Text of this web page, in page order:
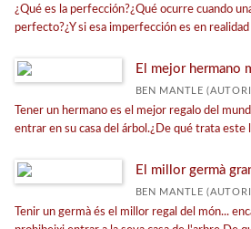
¿Qué es la perfección?¿Qué ocurre cuando
perfecto?¿Y si esa imperfección es en
El mejor hermano
BEN MANTLE
Tener un hermano es el mejor regalo del
entrar en su casa del árbol.¿De qué trata este
El millor germà
BEN MANTLE
Tenir un germà és el millor regal del món...